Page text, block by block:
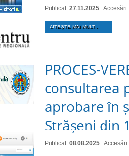
Publicat: 27.11.2025
CITEŞTE MAI MULT...
PROCES-
consultarea
aprobare în
Strășeni din
Publicat: 08.08.2025